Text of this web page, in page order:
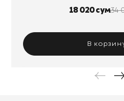
18 020 сум34
В